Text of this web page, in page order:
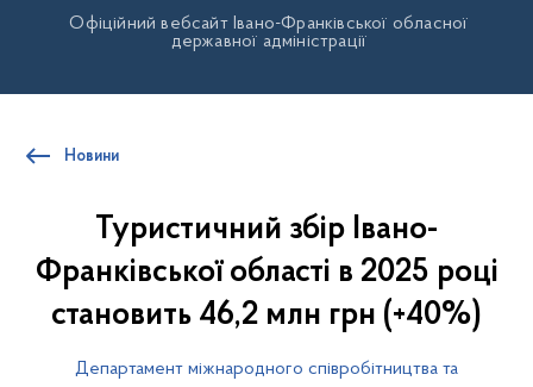
Офіційний вебсайт Івано-Франківської обласної
державної адміністрації
Новини
Туристичний збір Івано-
Франківської області в 2025 році
становить 46,2 млн грн (+40%)
Департамент міжнародного співробітництва та